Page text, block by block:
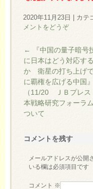
2020年11月23日 カテ
メントをどうぞ
←
『中国の量子暗号
に日本はどう対応す
か 衛星の打ち上げ
に覇権を広げる中国』
（11/20 ＪＢプレ
本戦略研究フォーラ
ついて
コメントを残す
メールアドレスが公開
いる欄は必須項目です
コメント ※